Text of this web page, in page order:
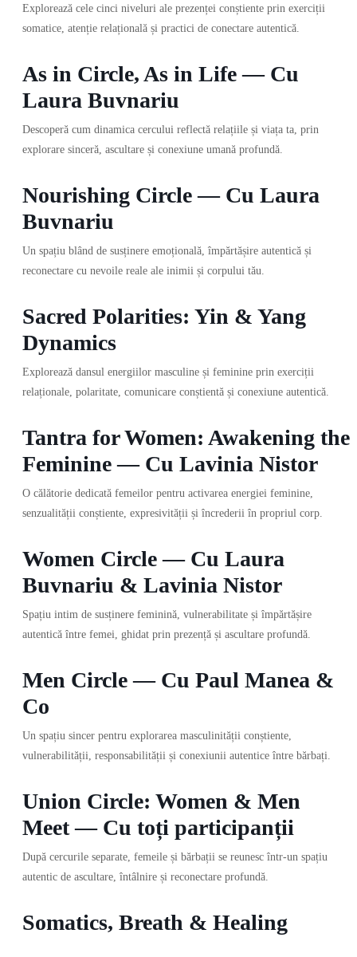
Explorează cele cinci niveluri ale prezenței conștiente prin exerciții
somatice, atenție relațională și practici de conectare autentică.
As in Circle, As in Life — Cu
Laura Buvnariu
Descoperă cum dinamica cercului reflectă relațiile și viața ta, prin
explorare sinceră, ascultare și conexiune umană profundă.
Nourishing Circle — Cu Laura
Buvnariu
Un spațiu blând de susținere emoțională, împărtășire autentică și
reconectare cu nevoile reale ale inimii și corpului tău.
Sacred Polarities: Yin & Yang
Dynamics
Explorează dansul energiilor masculine și feminine prin exerciții
relaționale, polaritate, comunicare conștientă și conexiune autentică.
Tantra for Women: Awakening the
Feminine — Cu Lavinia Nistor
O călătorie dedicată femeilor pentru activarea energiei feminine,
senzualității conștiente, expresivității și încrederii în propriul corp.
Women Circle — Cu Laura
Buvnariu & Lavinia Nistor
Spațiu intim de susținere feminină, vulnerabilitate și împărtășire
autentică între femei, ghidat prin prezență și ascultare profundă.
Men Circle — Cu Paul Manea &
Co
Un spațiu sincer pentru explorarea masculinității conștiente,
vulnerabilității, responsabilității și conexiunii autentice între bărbați.
Union Circle: Women & Men
Meet — Cu toți participanții
După cercurile separate, femeile și bărbații se reunesc într-un spațiu
autentic de ascultare, întâlnire și reconectare profundă.
Somatics, Breath & Healing